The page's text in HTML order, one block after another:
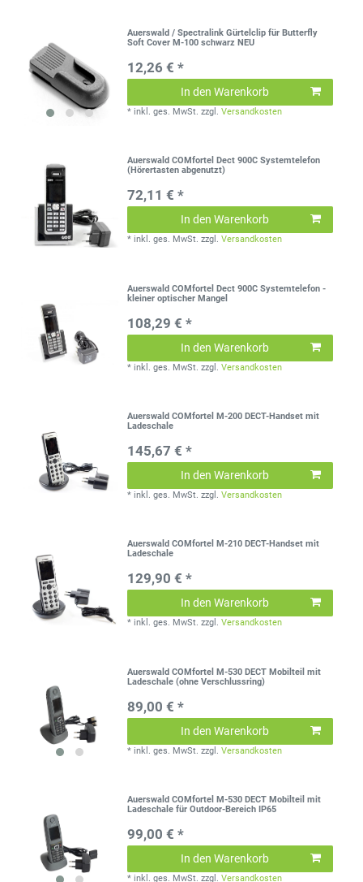
Auerswald / Spectralink Gürtelclip für Butterfly
Soft Cover M-100 schwarz NEU
12,26 € *
In den Warenkorb
* inkl. ges. MwSt. zzgl.Versandkosten
Auerswald COMfortel Dect 900C Systemtelefon
(Hörertasten abgenutzt)
72,11 € *
In den Warenkorb
* inkl. ges. MwSt. zzgl.Versandkosten
Auerswald COMfortel Dect 900C Systemtelefon -
kleiner optischer Mangel
108,29 € *
In den Warenkorb
* inkl. ges. MwSt. zzgl.Versandkosten
Auerswald COMfortel M-200 DECT-Handset mit
Ladeschale
145,67 € *
In den Warenkorb
* inkl. ges. MwSt. zzgl.Versandkosten
Auerswald COMfortel M-210 DECT-Handset mit
Ladeschale
129,90 € *
In den Warenkorb
* inkl. ges. MwSt. zzgl.Versandkosten
Auerswald COMfortel M-530 DECT Mobilteil mit
Ladeschale (ohne Verschlussring)
89,00 € *
In den Warenkorb
* inkl. ges. MwSt. zzgl.Versandkosten
Auerswald COMfortel M-530 DECT Mobilteil mit
Ladeschale für Outdoor-Bereich IP65
99,00 € *
In den Warenkorb
* inkl. ges. MwSt. zzgl.Versandkosten